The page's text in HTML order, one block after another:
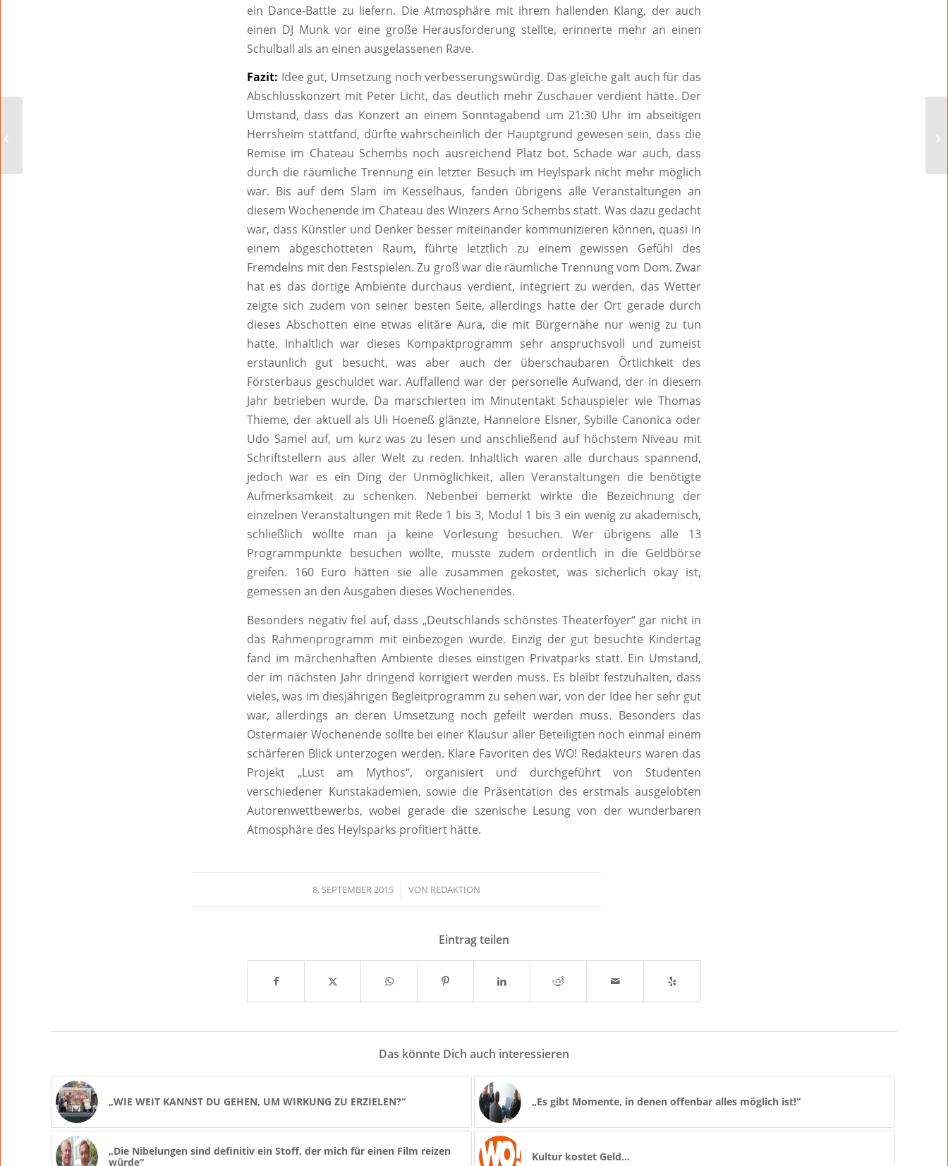
ein Dance-Battle zu liefern. Die Atmosphäre mit ihrem hallenden Klang, der auch
einen DJ Munk vor eine große Herausforderung stellte, erinnerte mehr an einen
Schulball als an einen ausgelassenen Rave.
Fazit: Idee gut, Umsetzung noch verbesserungswürdig. Das gleiche galt auch für das
Abschlusskonzert mit Peter Licht, das deutlich mehr Zuschauer verdient hätte. Der
Umstand, dass das Konzert an einem Sonntagabend um 21:30 Uhr im abseitigen
Herrsheim stattfand, dürfte wahrscheinlich der Hauptgrund gewesen sein, dass die
Remise im Chateau Schembs noch ausreichend Platz bot. Schade war auch, dass
durch die räumliche Trennung ein letzter Besuch im Heylspark nicht mehr möglich
war. Bis auf dem Slam im Kesselhaus, fanden übrigens alle Veranstaltungen an
diesem Wochenende im Chateau des Winzers Arno Schembs statt. Was dazu gedacht
war, dass Künstler und Denker besser miteinander kommunizieren können, quasi in
einem abgeschotteten Raum, führte letztlich zu einem gewissen Gefühl des
Fremdelns mit den Festspielen. Zu groß war die räumliche Trennung vom Dom. Zwar
hat es das dortige Ambiente durchaus verdient, integriert zu werden, das Wetter
zeigte sich zudem von seiner besten Seite, allerdings hatte der Ort gerade durch
dieses Abschotten eine etwas elitäre Aura, die mit Bürgernähe nur wenig zu tun
hatte. Inhaltlich war dieses Kompaktprogramm sehr anspruchsvoll und zumeist
erstaunlich gut besucht, was aber auch der überschaubaren Örtlichkeit des
Försterbaus geschuldet war. Auffallend war der personelle Aufwand, der in diesem
Jahr betrieben wurde. Da marschierten im Minutentakt Schauspieler wie Thomas
Thieme, der aktuell als Uli Hoeneß glänzte, Hannelore Elsner, Sybille Canonica oder
Udo Samel auf, um kurz was zu lesen und anschließend auf höchstem Niveau mit
Schriftstellern aus aller Welt zu reden. Inhaltlich waren alle durchaus spannend,
jedoch war es ein Ding der Unmöglichkeit, allen Veranstaltungen die benötigte
Aufmerksamkeit zu schenken. Nebenbei bemerkt wirkte die Bezeichnung der
einzelnen Veranstaltungen mit Rede 1 bis 3, Modul 1 bis 3 ein wenig zu akademisch,
schließlich wollte man ja keine Vorlesung besuchen. Wer übrigens alle 13
Programmpunkte besuchen wollte, musste zudem ordentlich in die Geldbörse
greifen. 160 Euro hätten sie alle zusammen gekostet, was sicherlich okay ist,
gemessen an den Ausgaben dieses Wochenendes.
Besonders negativ fiel auf, dass „Deutschlands schönstes Theaterfoyer“ gar nicht in
das Rahmenprogramm mit einbezogen wurde. Einzig der gut besuchte Kindertag
fand im märchenhaften Ambiente dieses einstigen Privatparks statt. Ein Umstand,
der im nächsten Jahr dringend korrigiert werden muss. Es bleibt festzuhalten, dass
vieles, was im diesjährigen Begleitprogramm zu sehen war, von der Idee her sehr gut
war, allerdings an deren Umsetzung noch gefeilt werden muss. Besonders das
Ostermaier Wochenende sollte bei einer Klausur aller Beteiligten noch einmal einem
schärferen Blick unterzogen werden. Klare Favoriten des WO! Redakteurs waren das
Projekt „Lust am Mythos“, organisiert und durchgeführt von Studenten
verschiedener Kunstakademien, sowie die Präsentation des erstmals ausgelobten
Autorenwettbewerbs, wobei gerade die szenische Lesung von der wunderbaren
Atmosphäre des Heylsparks profitiert hätte.
8. SEPTEMBER 2015
/ VON REDAKTION
Eintrag teilen
Das könnte Dich auch interessieren
„WIE WEIT KANNST DU GEHEN, UM WIRKUNG ZU ERZIELEN?“ „Es gibt Momente, in denen offenbar alles möglich ist!“
„Die Nibelungen sind definitiv ein Stoff, der mich für einen Film reizen
würde“
Kultur kostet Geld…